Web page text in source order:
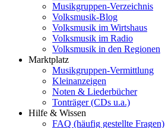
Musikgruppen-Verzeichnis
Volksmusik-Blog
Volksmusik im Wirtshaus
Volksmusik im Radio
Volksmusik in den Regionen
Marktplatz
Musikgruppen-Vermittlung
Kleinanzeigen
Noten & Liederbücher
Tonträger (CDs u.a.)
Hilfe & Wissen
FAQ (häufig gestellte Fragen)